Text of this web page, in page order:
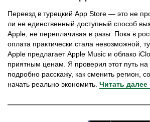
Переезд в турецкий App Store — это не
ли не единственный доступный способ
Apple, не переплачивая в разы. Пока в
оплата практически стала невозможной,
Apple предлагает Apple Music и облако
приятным ценам. Я проверил этот путь на
подробно расскажу, как сменить регион,
начать реально экономить. Читать далее